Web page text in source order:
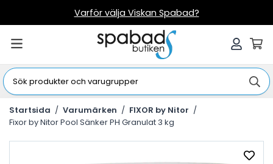
Varför välja Viskan Spabad?
Startsida / Varumärken / FIXOR by Nitor /
Fixor by Nitor Pool Sänker PH Granulat 3 kg